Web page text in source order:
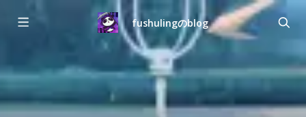
fushulingのblog